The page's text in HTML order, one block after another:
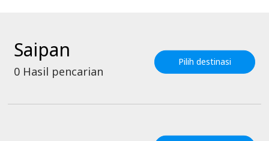
Saipan
0 Hasil pencarian
Pilih destinasi